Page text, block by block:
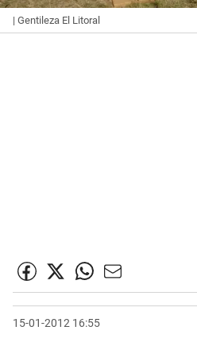
| Gentileza El Litoral
15-01-2012 16:55